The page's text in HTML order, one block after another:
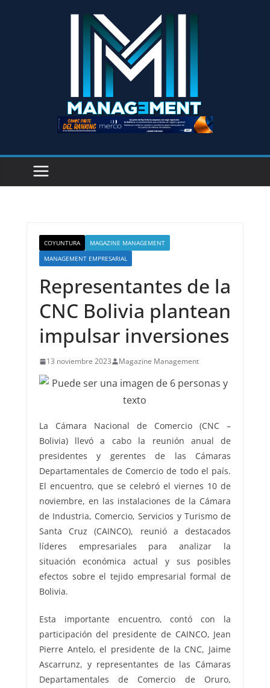
COYUNTURA
MAGAZINE MANAGEMENT
MANAGEMENT EMPRESARIAL
Representantes de la
CNC Bolivia plantean
impulsar inversiones
13 noviembre 2023 Magazine Management
La Cámara Nacional de Comercio (CNC –
Bolivia) llevó a cabo la reunión anual de
presidentes y gerentes de las Cámaras
Departamentales de Comercio de todo el país.
El encuentro, que se celebró el viernes 10 de
noviembre, en las instalaciones de la Cámara
de Industria, Comercio, Servicios y Turismo de
Santa Cruz (CAINCO), reunió a destacados
líderes empresariales para analizar la
situación económica actual y sus posibles
efectos sobre el tejido empresarial formal de
Bolivia.
Esta importante encuentro, contó con la
participación del presidente de CAINCO, Jean
Pierre Antelo, el presidente de la CNC, Jaime
Ascarrunz, y representantes de las Cámaras
Departamentales de Comercio de Oruro,